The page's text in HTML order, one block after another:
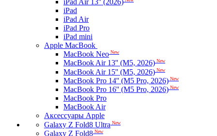
iPad
iPad Air
iPad Pro
iPad mini
Apple MacBook
MacBook Neo New
MacBook Air 13'' (M5, 2026) New
MacBook Air 15'' (M5, 2026) New
MacBook Pro 14'' (M5 Pro, 2026) New
MacBook Pro 16'' (M5 Pro, 2026) New
MacBook Pro
MacBook Air
Аксессуары Apple
Galaxy Z Fold8 Ultra New
Galaxy Z Fold8 New